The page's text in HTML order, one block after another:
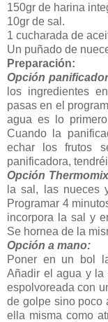
150gr de harina
10gr de sal.
1 cucharada de
Un puñado de
Preparación:
Opción
los ingredientes
pasas en el
agua es lo
Cuando la
echar los frutos
panificadora,
Opción
la sal, las nueces
Programar 4
incorpora la sal y
Se hornea de la
Opción a mano:
Poner en un bol
Añadir el agua y la
espolvoreada con
de golpe sino poco
ella misma como